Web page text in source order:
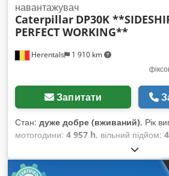
Herentals 1 910 km
навантажувач
Caterpillar DP30K
PERFECT WORKING**
Запитати
Стан: дуже добре (вживаний), Рік
мотогодини: 4 957 h, вільний підйом:
, тип передачі:
жовтий,